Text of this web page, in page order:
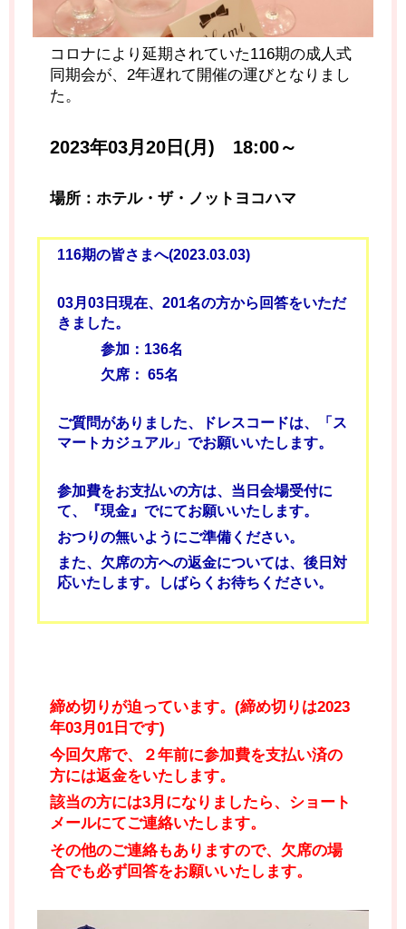
コロナにより延期されていた116期の成人式
同期会が、2年遅れて開催の運びとなりまし
た。
2023年03月20日(月) 18:00～
場所：ホテル・ザ・ノットヨコハマ
116期の皆さまへ(2023.03.03)
03月03日現在、201名の方から回答をいただ
きました。
参加：136名
欠席： 65名
ご質問がありました、ドレスコードは、「ス
マートカジュアル」でお願いいたします。
参加費をお支払いの方は、当日会場受付に
て、『現金』でにてお願いいたします。
おつりの無いようにご準備ください。
また、欠席の方への返金については、後日対
応いたします。しばらくお待ちください。
締め切りが迫っています。(締め切りは2023
年03月01日です)
今回欠席で、２年前に参加費を支払い済の
方には返金をいたします。
該当の方には3月になりましたら、ショート
メールにてご連絡いたします。
その他のご連絡もありますので、欠席の場
合でも必ず回答をお願いいたします。